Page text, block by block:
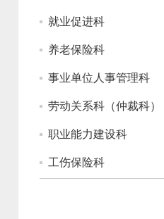
就业促进科
养老保险科
事业单位人事管理科
劳动关系科（仲裁科）
职业能力建设科
工伤保险科